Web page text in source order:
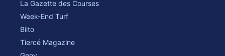
La Gazette des Courses
Week-End Turf
Bilto
Tiercé Magazine